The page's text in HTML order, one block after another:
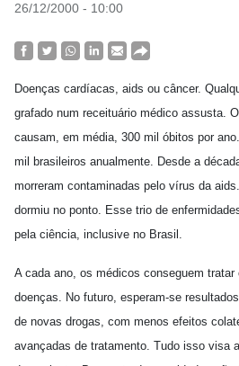
26/12/2000 - 10:00
Doenças cardíacas, aids ou câncer.
grafado num receituário médico assusta.
causam, em média, 300 mil óbitos por
mil brasileiros anualmente. Desde a
morreram contaminadas pelo vírus da
dormiu no ponto. Esse trio de
pela ciência, inclusive no Brasil.
A cada ano, os médicos conseguem
doenças. No futuro, esperam-se
de novas drogas, com menos efeitos
avançadas de tratamento. Tudo isso visa